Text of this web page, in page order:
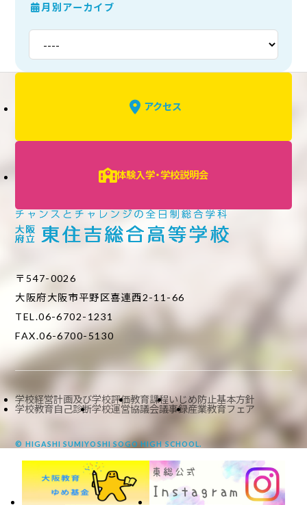
月別アーカイブ
アクセス
体験入学・学校説明会
〒547-0026
大阪府大阪市平野区喜連西2-11-66
TEL.06-6702-1231
FAX.06-6700-5130
学校経営計画及び学校評価教育課程いじめ防止基本方針
学校教育自己診断学校運営協議会議事録産業教育フェア
© HIGASHI SUMIYOSHI SOGO HIGH SCHOOL.